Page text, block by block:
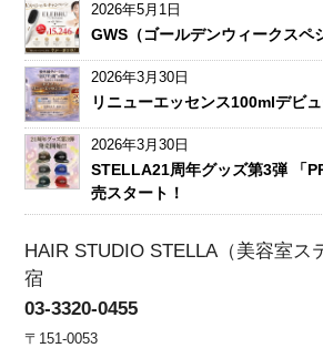
2026年5月1日
GWS（ゴールデンウィークスペ
2026年3月30日
リニューエッセンス100mlデビ
2026年3月30日
STELLA21周年グッズ第3弾 「
売スタート！
HAIR STUDIO STELLA（美容室ス
宿
03-3320-0455
〒151-0053